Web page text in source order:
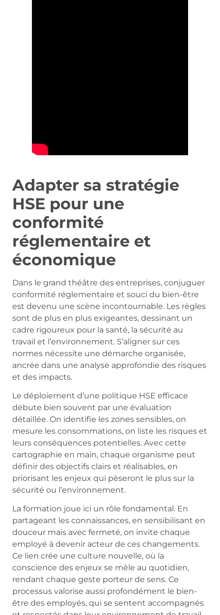
Adapter sa stratégie
HSE pour une
conformité
réglementaire et
économique
Dans le grand théâtre des entreprises, conjuguer
conformité réglementaire et souci du bien-être
est devenu une scène incontournable. Les règles
sont de plus en plus exigeantes, dessinant un
cadre rigoureux pour la santé, la sécurité au
travail et l’environnement. S’aligner sur ces
normes nécessite une démarche organisée,
ancrée dans une analyse approfondie des risques
et des impacts.
Le déploiement d’une politique HSE efficace
débute bien souvent par une évaluation
détaillée. On identifie les zones sensibles, on
mesure les consommations, on liste les risques et
leurs conséquences potentielles. Avec cette
cartographie en main, chaque organisme peut
définir des objectifs clairs et réalisables, en
priorisant les enjeux qui pèseront le plus sur la
sécurité ou l’environnement.
La formation joue ici un rôle fondamental. En
partageant les connaissances, en sensibilisant en
douceur mais avec fermeté, on invite chaque
employé à devenir acteur de ces changements.
Ce lien crée une culture nouvelle, où la
conscience des enjeux se mêle au quotidien,
rendant chaque geste porteur de sens. Ce
processus valorise aussi profondément le bien-
être des employés, qui se sentent accompagnés